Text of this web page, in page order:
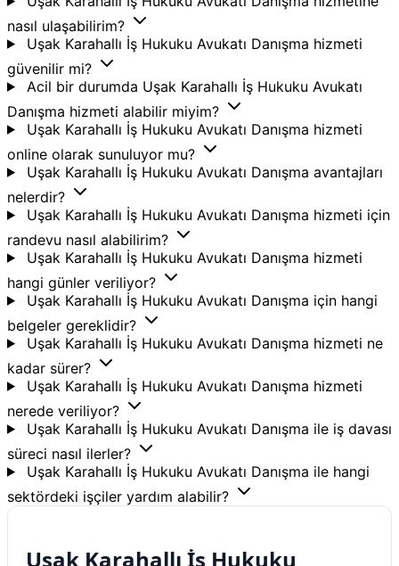
nasıl ulaşabilirim?
Uşak Karahallı İş Hukuku Avukatı Danışma hizmeti
güvenilir mi?
Acil bir durumda Uşak Karahallı İş Hukuku Avukatı
Danışma hizmeti alabilir miyim?
Uşak Karahallı İş Hukuku Avukatı Danışma hizmeti
online olarak sunuluyor mu?
Uşak Karahallı İş Hukuku Avukatı Danışma avantajları
nelerdir?
Uşak Karahallı İş Hukuku Avukatı Danışma hizmeti için
randevu nasıl alabilirim?
Uşak Karahallı İş Hukuku Avukatı Danışma hizmeti
hangi günler veriliyor?
Uşak Karahallı İş Hukuku Avukatı Danışma için hangi
belgeler gereklidir?
Uşak Karahallı İş Hukuku Avukatı Danışma hizmeti ne
kadar sürer?
Uşak Karahallı İş Hukuku Avukatı Danışma hizmeti
nerede veriliyor?
Uşak Karahallı İş Hukuku Avukatı Danışma ile iş davası
süreci nasıl ilerler?
Uşak Karahallı İş Hukuku Avukatı Danışma ile hangi
sektördeki işçiler yardım alabilir?
Uşak Karahallı İş Hukuku